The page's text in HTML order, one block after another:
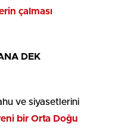
çalması
DEK
ve siyasetlerini
bir Orta Doğu